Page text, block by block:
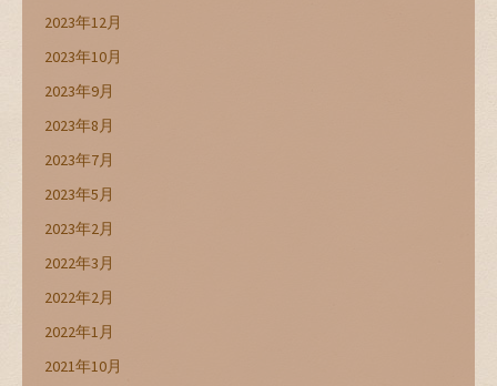
2023年12月
2023年10月
2023年9月
2023年8月
2023年7月
2023年5月
2023年2月
2022年3月
2022年2月
2022年1月
2021年10月